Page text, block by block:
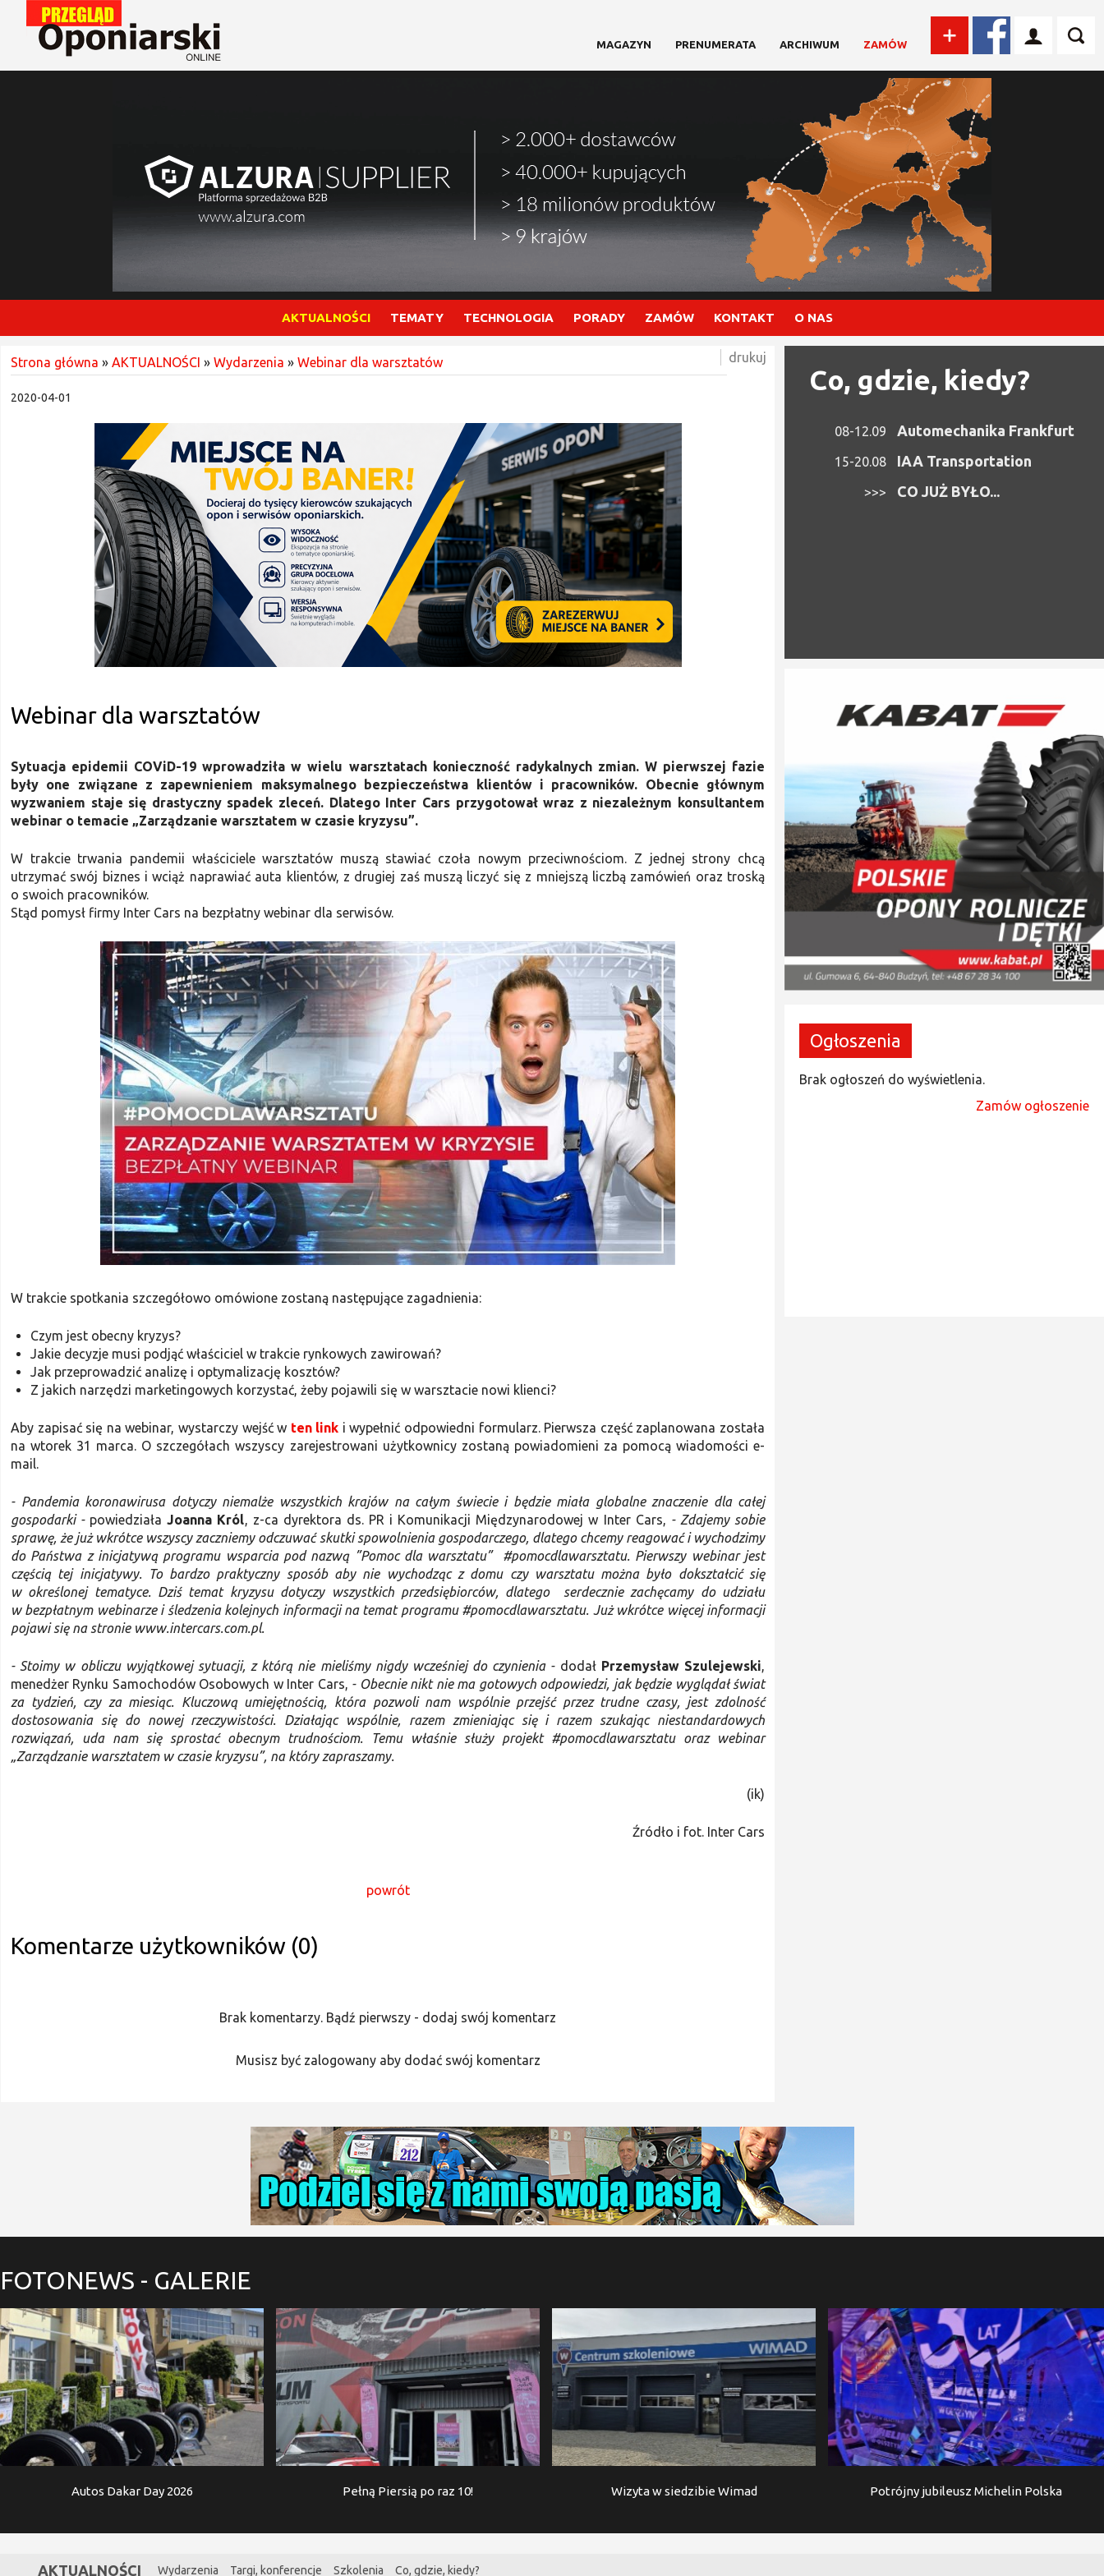
MAGAZYN PRENUMERATA ARCHIWUM ZAMÓW
AKTUALNOŚCI TEMATY TECHNOLOGIA PORADY ZAMÓW KONTAKT O NAS
Strona główna » AKTUALNOŚCI » Wydarzenia » Webinar dla warsztatów
2020-04-01
Webinar dla warsztatów
Sytuacja epidemii COViD-19 wprowadziła w wielu warsztatach konieczność radykalnych zmian. W pierwszej fazie
były one związane z zapewnieniem maksymalnego bezpieczeństwa klientów i pracowników. Obecnie głównym
wyzwaniem staje się drastyczny spadek zleceń. Dlatego Inter Cars przygotował wraz z niezależnym konsultantem
webinar o temacie „Zarządzanie warsztatem w czasie kryzysu”.
W trakcie trwania pandemii właściciele warsztatów muszą stawiać czoła nowym przeciwnościom. Z jednej strony chcą
utrzymać swój biznes i wciąż naprawiać auta klientów, z drugiej zaś muszą liczyć się z mniejszą liczbą zamówień oraz troską
o swoich pracowników.
Stąd pomysł firmy Inter Cars na bezpłatny webinar dla serwisów.
W trakcie spotkania szczegółowo omówione zostaną następujące zagadnienia:
Czym jest obecny kryzys?
Jakie decyzje musi podjąć właściciel w trakcie rynkowych zawirowań?
Jak przeprowadzić analizę i optymalizację kosztów?
Z jakich narzędzi marketingowych korzystać, żeby pojawili się w warsztacie nowi klienci?
Aby zapisać się na webinar, wystarczy wejść w ten link i wypełnić odpowiedni formularz. Pierwsza część zaplanowana została
na wtorek 31 marca. O szczegółach wszyscy zarejestrowani użytkownicy zostaną powiadomieni za pomocą wiadomości e-
mail.
- Pandemia koronawirusa dotyczy niemalże wszystkich krajów na całym świecie i będzie miała globalne znaczenie dla całej
gospodarki - powiedziałaJoanna Król, z-ca dyrektora ds. PR i Komunikacji Międzynarodowej w Inter Cars, - Zdajemy sobie
sprawę, że już wkrótce wszyscy zaczniemy odczuwać skutki spowolnienia gospodarczego, dlatego chcemy reagować i wychodzimy
do Państwa z inicjatywą programu wsparcia pod nazwą ”Pomoc dla warsztatu” #pomocdlawarsztatu. Pierwszy webinar jest
częścią tej inicjatywy. To bardzo praktyczny sposób aby nie wychodząc z domu czy warsztatu można było dokształcić się
w określonej tematyce. Dziś temat kryzysu dotyczy wszystkich przedsiębiorców, dlatego serdecznie zachęcamy do udziału
w bezpłatnym webinarze i śledzenia kolejnych informacji na temat programu #pomocdlawarsztatu. Już wkrótce więcej informacji
pojawi się na stronie www.intercars.com.pl.
- Stoimy w obliczu wyjątkowej sytuacji, z którą nie mieliśmy nigdy wcześniej do czynienia - dodał Przemysław Szulejewski,
menedżer Rynku Samochodów Osobowych w Inter Cars, - Obecnie nikt nie ma gotowych odpowiedzi, jak będzie wyglądał świat
za tydzień, czy za miesiąc. Kluczową umiejętnością, która pozwoli nam wspólnie przejść przez trudne czasy, jest zdolność
dostosowania się do nowej rzeczywistości. Działając wspólnie, razem zmieniając się i razem szukając niestandardowych
rozwiązań, uda nam się sprostać obecnym trudnościom. Temu właśnie służy projekt #pomocdlawarsztatu oraz webinar
„Zarządzanie warsztatem w czasie kryzysu”, na który zapraszamy.
(ik)
Źródło i fot. Inter Cars
drukuj
powrót
Komentarze użytkowników (0)
Brak komentarzy. Bądź pierwszy - dodaj swój komentarz
Musisz być zalogowany aby dodać swój komentarz
Co, gdzie, kiedy?
08-12.09 Automechanika Frankfurt
15-20.08 IAA Transportation
>>> CO JUŻ BYŁO...
Ogłoszenia
Brak ogłoszeń do wyświetlenia.
Zamów ogłoszenie
FOTONEWS - GALERIE
Autos Dakar Day 2026 Pełną Piersią po raz 10! Wizyta w siedzibie Wimad Potrójny jubileusz Michelin Polska
AKTUALNOŚCI Wydarzenia Targi, konferencje Szkolenia Co, gdzie, kiedy?